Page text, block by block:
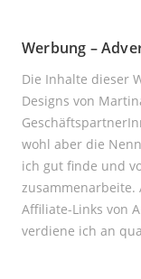
Werbung –
Die Inhalte dieser
Designs von
wohl aber die
ich gut finde und
Affiliate-Links von
verdiene ich an